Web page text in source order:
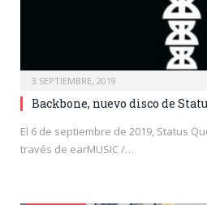
3 SEPTIEMBRE, 2019
Backbone, nuevo disco de
El 6 de septiembre de 2019, Status
través de earMUSIC /…